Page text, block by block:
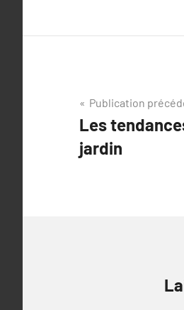
Navigation
de
l’article
Publication
Les
jardin